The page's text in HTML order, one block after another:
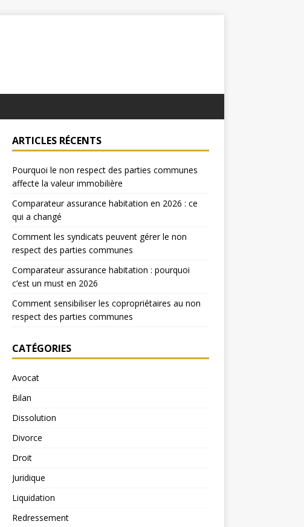
ARTICLES RÉCENTS
Pourquoi le non respect des parties communes
affecte la valeur immobilière
Comparateur assurance habitation en 2026 : ce
qui a changé
Comment les syndicats peuvent gérer le non
respect des parties communes
Comparateur assurance habitation : pourquoi
c’est un must en 2026
Comment sensibiliser les copropriétaires au non
respect des parties communes
CATÉGORIES
Avocat
Bilan
Dissolution
Divorce
Droit
Juridique
Liquidation
Redressement